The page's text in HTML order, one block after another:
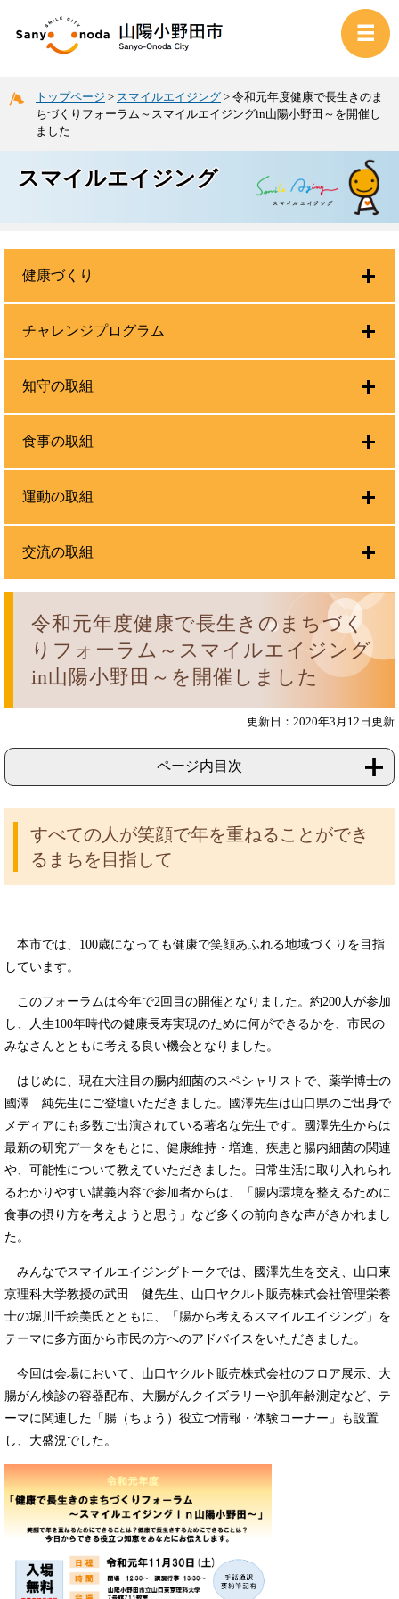
トップページ > スマイルエイジング > 令和元年度健康で長生きのま
ちづくりフォーラム～スマイルエイジングin山陽小野田～を開催し
ました
スマイルエイジング
令和元年度健康で長生きのまちづく
りフォーラム～スマイルエイジング
in山陽小野田～を開催しました
更新日：2020年3月12日更新
ページ内目次
すべての人が笑顔で年を重ねることができ
るまちを目指して
本市では、100歳になっても健康で笑顔あふれる地域づくりを目指
しています。
このフォーラムは今年で2回目の開催となりました。約200人が参加
し、人生100年時代の健康長寿実現のために何ができるかを、市民の
みなさんとともに考える良い機会となりました。
はじめに、現在大注目の腸内細菌のスペシャリストで、薬学博士の
國澤 純先生にご登壇いただきました。國澤先生は山口県のご出身で
メディアにも多数ご出演されている著名な先生です。國澤先生からは
最新の研究データをもとに、健康維持・増進、疾患と腸内細菌の関連
や、可能性について教えていただきました。日常生活に取り入れられ
るわかりやすい講義内容で参加者からは、「腸内環境を整えるために
食事の摂り方を考えようと思う」など多くの前向きな声がきかれまし
た。
みんなでスマイルエイジングトークでは、國澤先生を交え、山口東
京理科大学教授の武田 健先生、山口ヤクルト販売株式会社管理栄養
士の堀川千絵美氏とともに、「腸から考えるスマイルエイジング」を
テーマに多方面から市民の方へのアドバイスをいただきました。
今回は会場において、山口ヤクルト販売株式会社のフロア展示、大
腸がん検診の容器配布、大腸がんクイズラリーや肌年齢測定など、テ
ーマに関連した「腸（ちょう）役立つ情報・体験コーナー」も設置
し、大盛況でした。
健康づくり
チャレンジプログラム
知守の取組
食事の取組
運動の取組
交流の取組